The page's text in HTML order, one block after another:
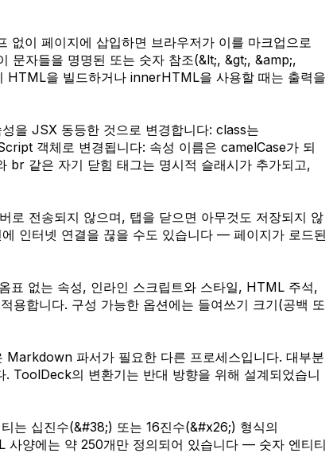
이 페이지에 삽입하면 브라우저가 이를 마크업으로
문자들을 명명된 또는 숫자 참조(&lt;, &gt;, &amp;,
HTML을 빌드하거나 innerHTML을 사용할 때는 출력을
을 JSX 동등한 것으로 변경합니다: class는
객체로 변경됩니다: 속성 이름은 camelCase가 되
같은 자기 닫힘 태그는 명시적 슬래시가 추가되고,
전송되지 않으며, 탭을 닫으면 아무것도 저장되지 않
인터넷 연결을 끊을 수도 있습니다 — 페이지가 로드된
표 없는 속성, 인라인 스크립트와 스타일, HTML 주석,
용합니다. 구성 가능한 옵션에는 들여쓰기 크기(공백 또
파서가 필요한 다른 프로세스입니다. 대부분
의 변환기는 반대 방향을 위해 설계되었습니
는 십진수(&#38;) 또는 16진수(&#x26;) 형식의
사양에는 약 250개만 정의되어 있습니다 — 숫자 엔티티